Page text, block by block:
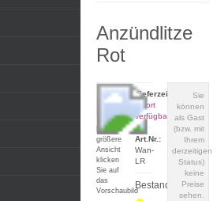
Anzündlitze
Rot
Für eine
größere
Ansicht
klicken
Sie auf
das
Vorschaubild
Sie
können
als Gast
(bzw. mit
Ihrem
derzeitigen
Status)
keine
Preise
sehen.
Lieferzeit:
sofort
verfügbar
Art.Nr.:
Wan-
LR
Bestand: